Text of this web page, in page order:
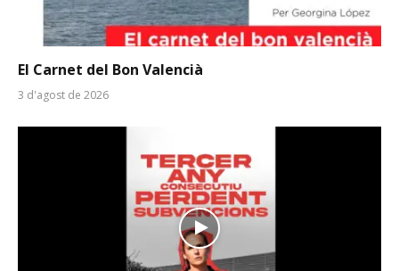
El Carnet del Bon Valencià
3 d'agost de 2026